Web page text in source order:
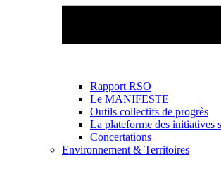
Rapport RSO
Le MANIFESTE
Outils collectifs de progrès
La plateforme des initiatives
Concertations
Environnement & Territoires